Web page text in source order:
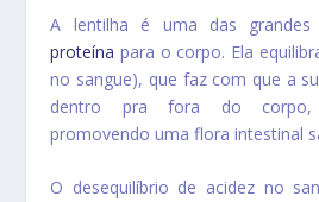
A lentilha é uma das grandes
proteína para o corpo. Ela
no sangue), que faz com que a
dentro pra fora do corpo,
promovendo uma flora intestinal
O desequilíbrio de acidez no